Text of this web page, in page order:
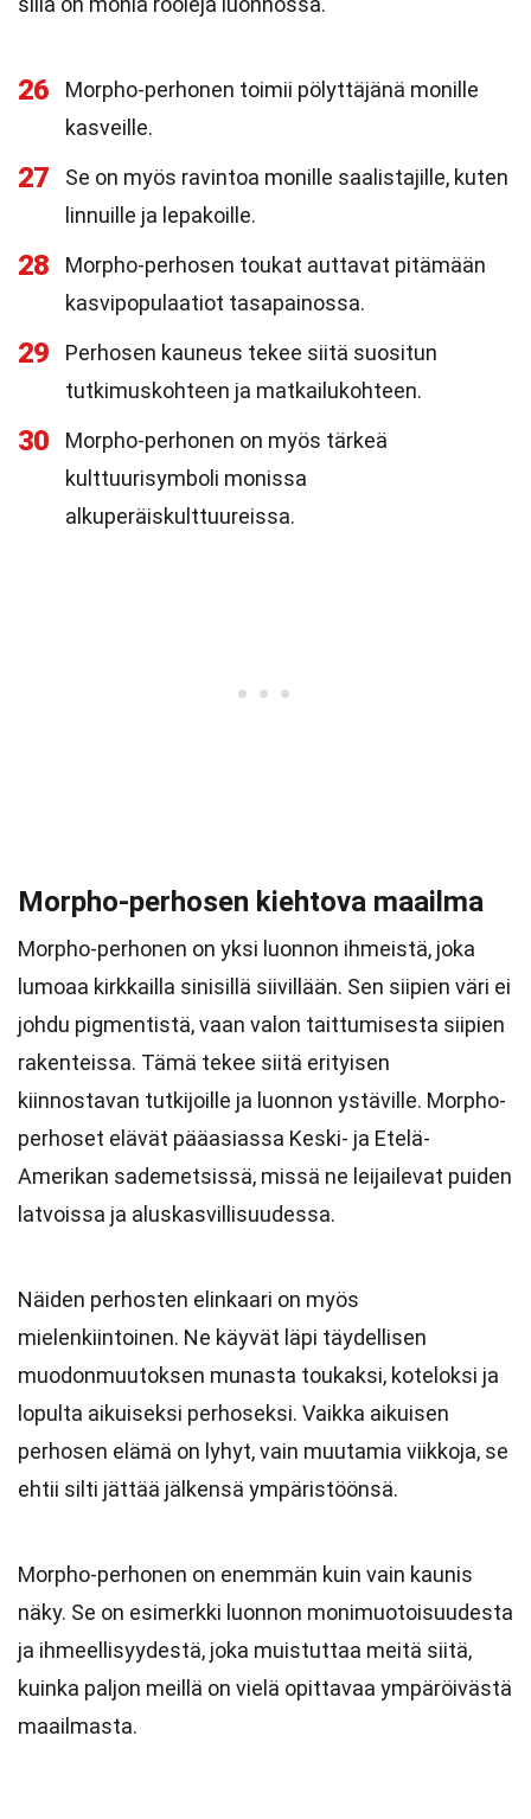
26
Morpho-perhonen toimii pölyttäjänä monille
kasveille.
27
Se on myös ravintoa monille saalistajille, kuten
linnuille ja lepakoille.
28
Morpho-perhosen toukat auttavat pitämään
kasvipopulaatiot tasapainossa.
29
Perhosen kauneus tekee siitä suositun
tutkimuskohteen ja matkailukohteen.
30
Morpho-perhonen on myös tärkeä
kulttuurisymboli monissa
alkuperäiskulttuureissa.
Morpho-perhosen kiehtova maailma
Morpho-perhonen on yksi luonnon ihmeistä, joka
lumoaa kirkkailla sinisillä siivillään. Sen siipien väri ei
johdu pigmentistä, vaan valon taittumisesta siipien
rakenteissa. Tämä tekee siitä erityisen
kiinnostavan tutkijoille ja luonnon ystäville. Morpho-
perhoset elävät pääasiassa Keski- ja Etelä-
Amerikan sademetsissä, missä ne leijailevat puiden
latvoissa ja aluskasvillisuudessa.
Näiden perhosten elinkaari on myös
mielenkiintoinen. Ne käyvät läpi täydellisen
muodonmuutoksen munasta toukaksi, koteloksi ja
lopulta aikuiseksi perhoseksi. Vaikka aikuisen
perhosen elämä on lyhyt, vain muutamia viikkoja, se
ehtii silti jättää jälkensä ympäristöönsä.
Morpho-perhonen on enemmän kuin vain kaunis
näky. Se on esimerkki luonnon monimuotoisuudesta
ja ihmeellisyydestä, joka muistuttaa meitä siitä,
kuinka paljon meillä on vielä opittavaa ympäröivästä
maailmasta.